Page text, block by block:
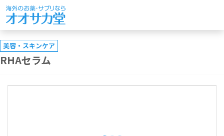
美容・スキンケア
RHAセラム